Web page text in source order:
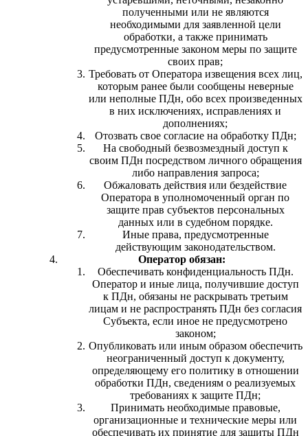
полученными или не являются
необходимыми для заявленной цели
обработки, а также принимать
предусмотренные законом меры по защите
своих прав;
Требовать от Оператора извещения всех лиц,
которым ранее были сообщены неверные
или неполные ПДн, обо всех произведенных
в них исключениях, исправлениях и
дополнениях;
Отозвать свое согласие на обработку ПДн;
На свободный безвозмездный доступ к
своим ПДн посредством личного обращения
либо направления запроса;
Обжаловать действия или бездействие
Оператора в уполномоченный орган по
защите прав субъектов персональных
данных или в судебном порядке.
Иные права, предусмотренные
действующим законодательством.
Оператор обязан:
Обеспечивать конфиденциальность ПДн.
Оператор и иные лица, получившие доступ
к ПДн, обязаны не раскрывать третьим
лицам и не распространять ПДн без согласия
Субъекта, если иное не предусмотрено
законом;
Опубликовать или иным образом обеспечить
неограниченный доступ к документу,
определяющему его политику в отношении
обработки ПДн, сведениям о реализуемых
требованиях к защите ПДн;
Принимать необходимые правовые,
организационные и технические меры или
обеспечивать их принятие для защиты ПДн